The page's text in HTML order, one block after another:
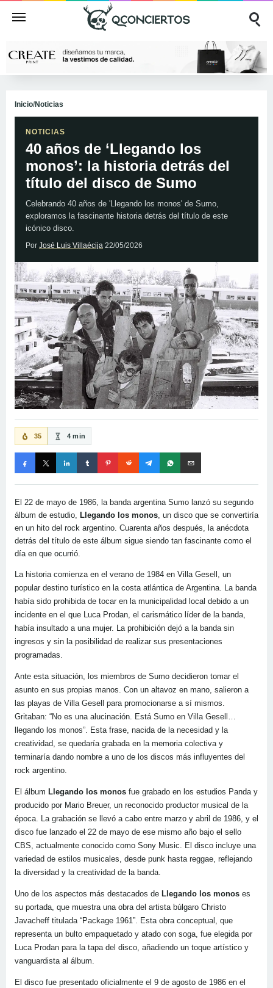
Inicio/Noticias
NOTICIAS
40 años de ‘Llegando los
monos’: la historia detrás del
título del disco de Sumo
Celebrando 40 años de 'Llegando los monos' de Sumo,
exploramos la fascinante historia detrás del título de este
icónico disco.
Por José Luis Villaécija 22/05/2026
35 4 min
El 22 de mayo de 1986, la banda argentina Sumo lanzó su segundo
álbum de estudio, Llegando los monos, un disco que se convertiría
en un hito del rock argentino. Cuarenta años después, la anécdota
detrás del título de este álbum sigue siendo tan fascinante como el
día en que ocurrió.
La historia comienza en el verano de 1984 en Villa Gesell, un
popular destino turístico en la costa atlántica de Argentina. La banda
había sido prohibida de tocar en la municipalidad local debido a un
incidente en el que Luca Prodan, el carismático líder de la banda,
había insultado a una mujer. La prohibición dejó a la banda sin
ingresos y sin la posibilidad de realizar sus presentaciones
programadas.
Ante esta situación, los miembros de Sumo decidieron tomar el
asunto en sus propias manos. Con un altavoz en mano, salieron a
las playas de Villa Gesell para promocionarse a sí mismos.
Gritaban: “No es una alucinación. Está Sumo en Villa Gesell…
llegando los monos”. Esta frase, nacida de la necesidad y la
creatividad, se quedaría grabada en la memoria colectiva y
terminaría dando nombre a uno de los discos más influyentes del
rock argentino.
El álbum Llegando los monos fue grabado en los estudios Panda y
producido por Mario Breuer, un reconocido productor musical de la
época. La grabación se llevó a cabo entre marzo y abril de 1986, y el
disco fue lanzado el 22 de mayo de ese mismo año bajo el sello
CBS, actualmente conocido como Sony Music. El disco incluye una
variedad de estilos musicales, desde punk hasta reggae, reflejando
la diversidad y la creatividad de la banda.
Uno de los aspectos más destacados de Llegando los monos es
su portada, que muestra una obra del artista búlgaro Christo
Javacheff titulada “Package 1961”. Esta obra conceptual, que
representa un bulto empaquetado y atado con soga, fue elegida por
Luca Prodan para la tapa del disco, añadiendo un toque artístico y
vanguardista al álbum.
El disco fue presentado oficialmente el 9 de agosto de 1986 en el